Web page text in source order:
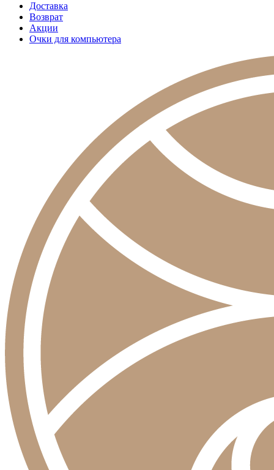
Доставка
Возврат
Акции
Очки для компьютера